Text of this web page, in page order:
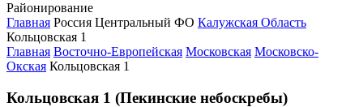
Районирование
Главная Россия Центральный ФО Калужская Область
Кольцовская 1
Главная Восточно-Европейская Московская Московско-
Окская Кольцовская 1
Кольцовская 1 (Пекинские небоскребы)